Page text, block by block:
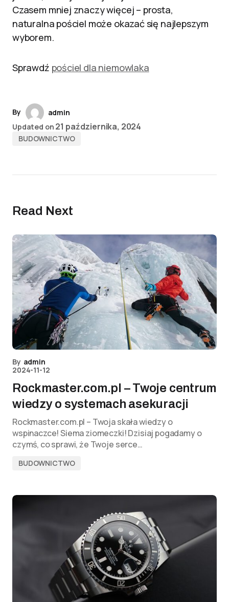
Czasem mniej znaczy więcej – prosta,
naturalna pościel może okazać się najlepszym
wyborem.
Sprawdź pościel dla niemowlaka
By
admin
Updated on 21 października, 2024
BUDOWNICTWO
Read Next
By admin
2024-11-12
Rockmaster.com.pl – Twoje centrum
wiedzy o systemach asekuracji
Rockmaster.com.pl – Twoja skała wiedzy o
wspinaczce! Siema ziomeczki! Dzisiaj pogadamy o
czymś, co sprawi, że Twoje serce…
BUDOWNICTWO